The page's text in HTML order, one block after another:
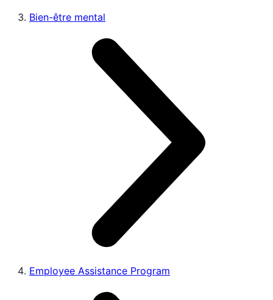
Bien-être mental
Employee Assistance Program